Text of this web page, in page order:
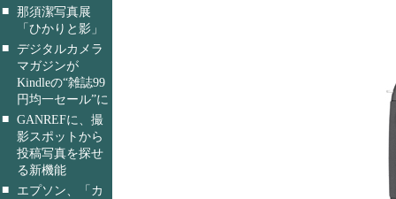
■ 那須潔写真展
「ひかりと影」
■ デジタルカメラ
マガジンが
Kindleの“雑誌99
円均一セール”に
■ GANREFに、撮
影スポットから
投稿写真を探せ
る新機能
■
エプソン、「カ